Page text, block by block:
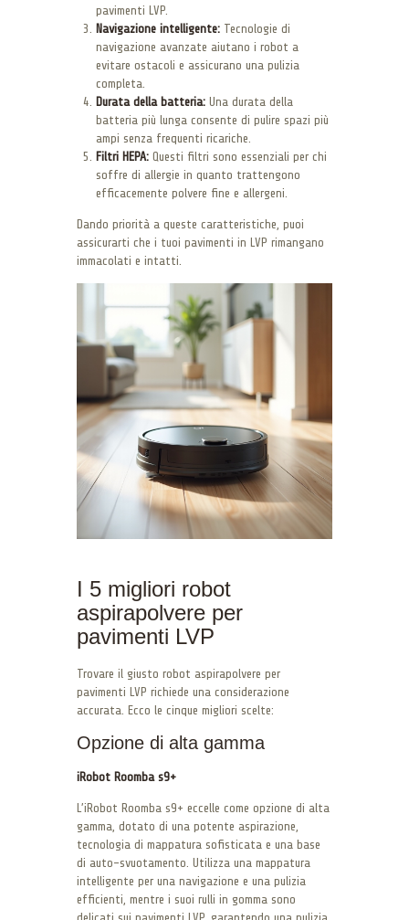
pavimenti LVP.
Navigazione intelligente: Tecnologie di
navigazione avanzate aiutano i robot a
evitare ostacoli e assicurano una pulizia
completa.
Durata della batteria: Una durata della
batteria più lunga consente di pulire spazi più
ampi senza frequenti ricariche.
Filtri HEPA: Questi filtri sono essenziali per chi
soffre di allergie in quanto trattengono
efficacemente polvere fine e allergeni.
Dando priorità a queste caratteristiche, puoi
assicurarti che i tuoi pavimenti in LVP rimangano
immacolati e intatti.
I 5 migliori robot
aspirapolvere per
pavimenti LVP
Trovare il giusto robot aspirapolvere per
pavimenti LVP richiede una considerazione
accurata. Ecco le cinque migliori scelte:
Opzione di alta gamma
iRobot Roomba s9+
L’iRobot Roomba s9+ eccelle come opzione di alta
gamma, dotato di una potente aspirazione,
tecnologia di mappatura sofisticata e una base
di auto-svuotamento. Utilizza una mappatura
intelligente per una navigazione e una pulizia
efficienti, mentre i suoi rulli in gomma sono